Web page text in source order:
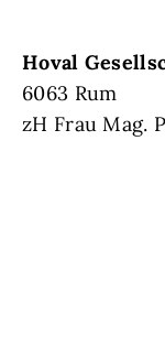
Hoval
6063 Rum
zH Frau Mag.